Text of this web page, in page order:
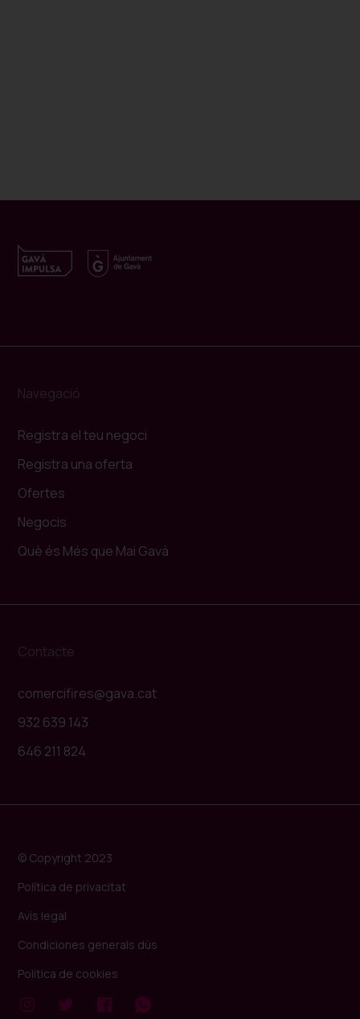
Navegació
Registra el teu negoci
Registra una oferta
Ofertes
Negocis
Què és Més que Mai Gavà
Contacte
comercifires@gava.cat
932 639 143
646 211 824
© Copyright 2023
Política de privacitat
Avís legal
Condiciones generals dùs
Política de cookies